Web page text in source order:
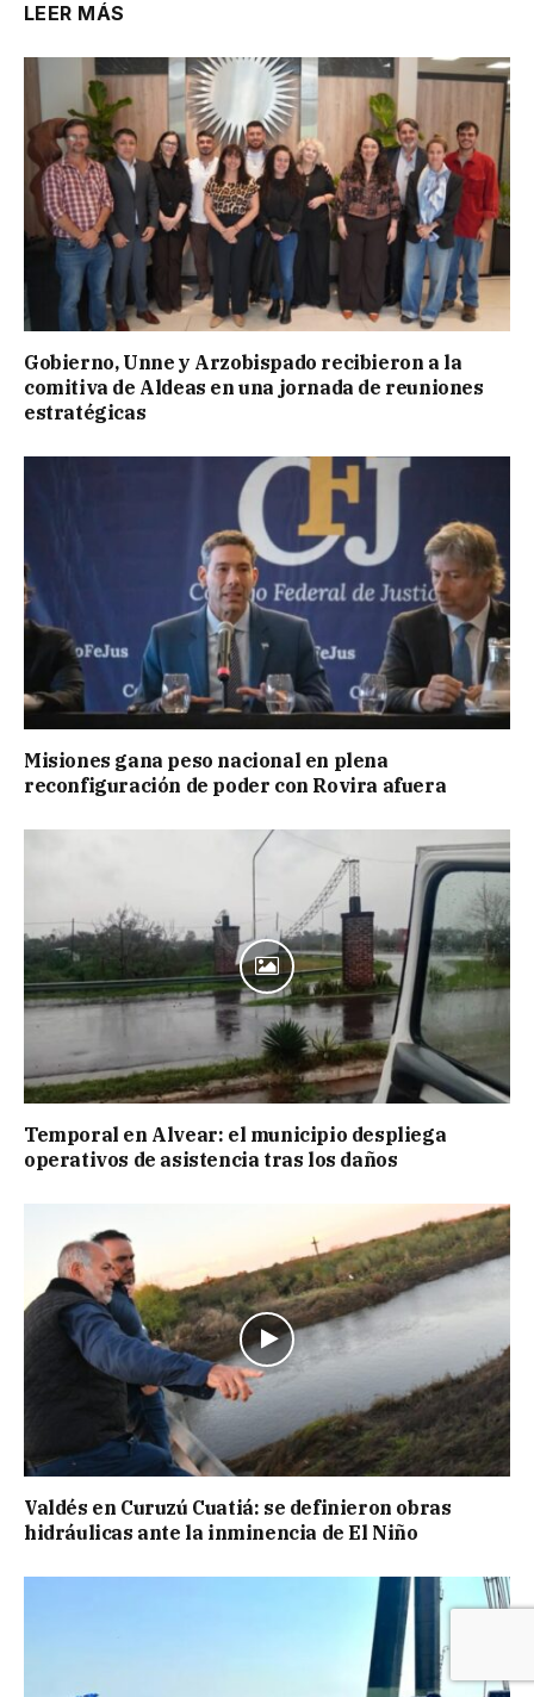
LEER MÁS
Gobierno, Unne y Arzobispado recibieron a la
comitiva de Aldeas en una jornada de reuniones
estratégicas
Misiones gana peso nacional en plena
reconfiguración de poder con Rovira afuera
Temporal en Alvear: el municipio despliega
operativos de asistencia tras los daños
Valdés en Curuzú Cuatiá: se definieron obras
hidráulicas ante la inminencia de El Niño